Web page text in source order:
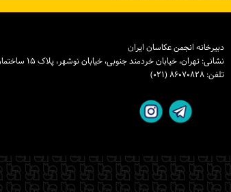
دبیرخانه انجمن عکاسان ایران
نشانی: تهران، خیابان خردمند جنوبی، خیابان نوشهر، پلاک ۱۵ ساختمان شماره ۲ خانه هنرمندان ایران، واحد ۸
تلفن: ۸۶۰۷۰۸۲۸ (۰۲۱)